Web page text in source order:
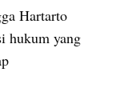
Hartarto
hukum yang